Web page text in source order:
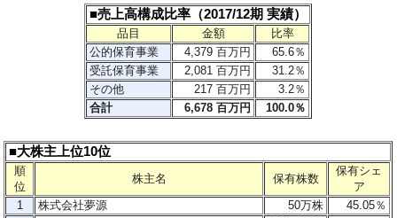
■売上高構成比率（2017/12期 実績）
品目 金額
比率
公的保育事業
4,379 百万円
65.6％
受託保育事業
2,081 百万円
31.2％
その他
217 百万円
3.2％
合計
6,678 百万円 100.0％
■大株主上位10位
順
位
株主名 保有株数
保有シェ
ア
1
株式会社夢源 50万株
45.05％